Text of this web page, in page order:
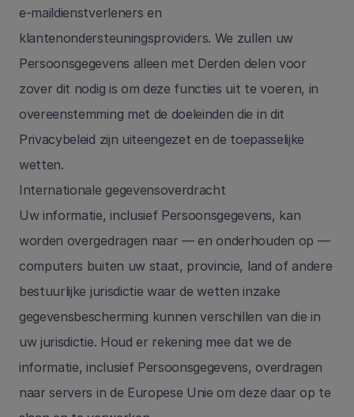
e-maildienstverleners en
klantenondersteuningsproviders. We zullen uw
Persoonsgegevens alleen met Derden delen voor
zover dit nodig is om deze functies uit te voeren, in
overeenstemming met de doeleinden die in dit
Privacybeleid zijn uiteengezet en de toepasselijke
wetten.
Internationale gegevensoverdracht
Uw informatie, inclusief Persoonsgegevens, kan
worden overgedragen naar — en onderhouden op —
computers buiten uw staat, provincie, land of andere
bestuurlijke jurisdictie waar de wetten inzake
gegevensbescherming kunnen verschillen van die in
uw jurisdictie. Houd er rekening mee dat we de
informatie, inclusief Persoonsgegevens, overdragen
naar servers in de Europese Unie om deze daar op te